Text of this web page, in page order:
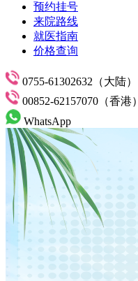
预约挂号
来院路线
就医指南
价格查询
0755-61302632（大陆）
00852-62157070（香港）
WhatsApp